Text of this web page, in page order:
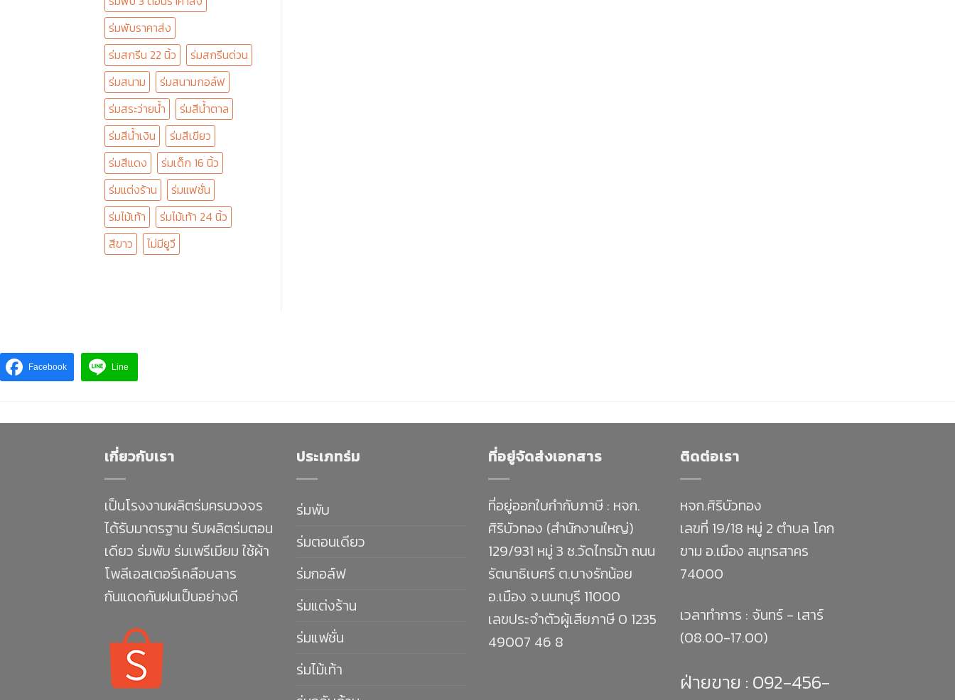
ร่มพับราคาส่ง
ร่มสกรีน 22 นิ้ว
ร่มสกรีนด่วน
ร่มสนาม
ร่มสนามกอล์ฟ
ร่มสระว่ายน้ำ
ร่มสีน้ำตาล
ร่มสีน้ำเงิน
ร่มสีเขียว
ร่มสีแดง
ร่มเด็ก 16 นิ้ว
ร่มแต่งร้าน
ร่มแฟชั่น
ร่มไม้เท้า
ร่มไม้เท้า 24 นิ้ว
สีขาว
ไม่มียูวี
Facebook Line
เกี่ยวกับเรา
เป็นโรงงานผลิตร่มครบวงจร
ได้รับมาตรฐาน รับผลิตร่มตอน
เดียว ร่มพับ ร่มเพรีเมียม ใช้ผ้า
โพลีเอสเตอร์เคลือบสาร
กันแดดกันฝนเป็นอย่างดี
ประเภทร่ม
ร่มพับ
ร่มตอนเดียว
ร่มกอล์ฟ
ร่มแต่งร้าน
ร่มแฟชั่น
ร่มไม้เท้า
ที่อยู่จัดส่งเอกสาร
ที่อยู่ออกใบกำกับภาษี : หจก.
ศิริบัวทอง (สำนักงานใหญ่)
129/931 หมู่ 3 ซ.วัดไทรม้า ถนน
รัตนาธิเบศร์ ต.บางรักน้อย
อ.เมือง จ.นนทบุรี 11000
เลขประจำตัวผู้เสียภาษี 0 1235
49007 46 8
ติดต่อเรา
หจก.ศิริบัวทอง
เลขที่ 19/18 หมู่ 2 ตำบล โคก
ขาม อ.เมือง สมุทรสาคร
74000
เวลาทำการ : จันทร์ - เสาร์
(08.00-17.00)
ฝ่ายขาย : 092-456-